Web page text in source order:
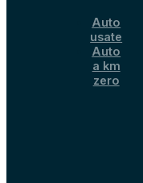
Auto
usate
Auto
a km
zero